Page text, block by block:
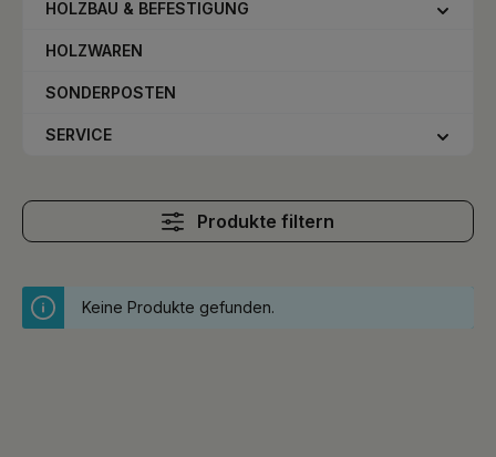
HOLZBAU & BEFESTIGUNG
HOLZWAREN
SONDERPOSTEN
SERVICE
Produkte filtern
Keine Produkte gefunden.